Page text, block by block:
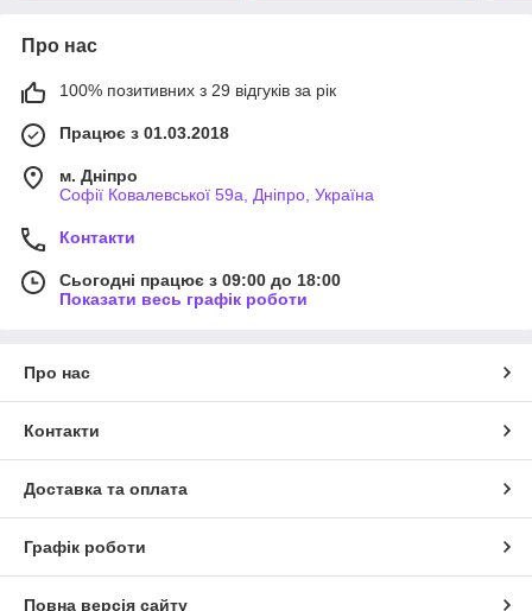
Про нас
100% позитивних з 29 відгуків за рік
Працює з 01.03.2018
м. Дніпро
Софії Ковалевської 59а, Дніпро, Україна
Контакти
Сьогодні працює з 09:00 до 18:00
Показати весь графік роботи
Про нас
Контакти
Доставка та оплата
Графік роботи
Повна версія сайту